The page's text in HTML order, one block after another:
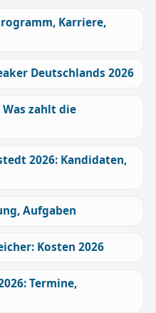
Karriere,
Deutschlands 2026
zahlt die
2026: Kandidaten,
Aufgaben
Kosten 2026
Termine,